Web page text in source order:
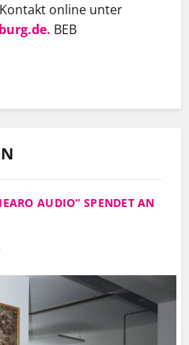
online unter
BEB
AUDIO“ SPENDET AN